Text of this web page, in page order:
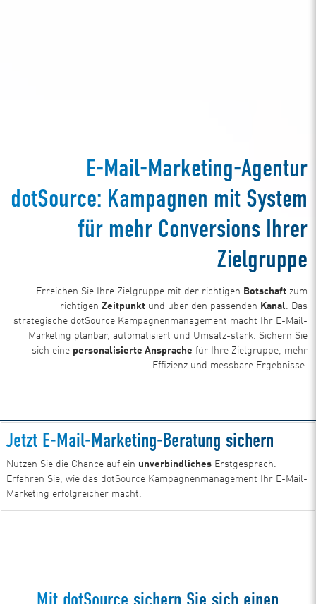
E-Mail-Marketing-Agentur
dotSource: Kampagnen mit System
für mehr Conversions Ihrer
Zielgruppe
Erreichen Sie Ihre Zielgruppe mit der richtigen Botschaft zum
richtigen Zeitpunkt und über den passenden Kanal. Das
strategische dotSource Kampagnenmanagement macht Ihr E-Mail-
Marketing planbar, automatisiert und Umsatz-stark. Sichern Sie
sich eine personalisierte Ansprache für Ihre Zielgruppe, mehr
Effizienz und messbare Ergebnisse.
Jetzt E-Mail-Marketing-Beratung sichern
Nutzen Sie die Chance auf ein unverbindlichesErstgespräch.
Erfahren Sie, wie das dotSource Kampagnenmanagement Ihr E-Mail-
Marketing erfolgreicher macht.